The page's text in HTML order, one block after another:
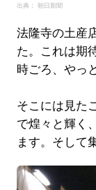
出典： 朝日新聞
法隆寺の土産
た。これは期
時ごろ、やっ
そこには見た
で煌々と輝く
ます。そして